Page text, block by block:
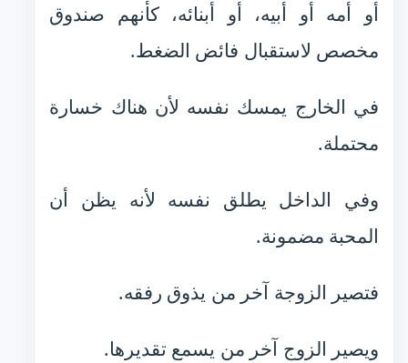
أو أمه أو أبيه، أو أبنائه، كأنهم صندوق
مخصص لاستقبال فائض الضغط.
في الخارج يمسك نفسه لأن هناك خسارة
محتملة.
وفي الداخل يطلق نفسه لأنه يظن أن
المحبة مضمونة.
فتصير الزوجة آخر من يذوق رفقه.
ويصير الزوج آخر من يسمع تقديرها.